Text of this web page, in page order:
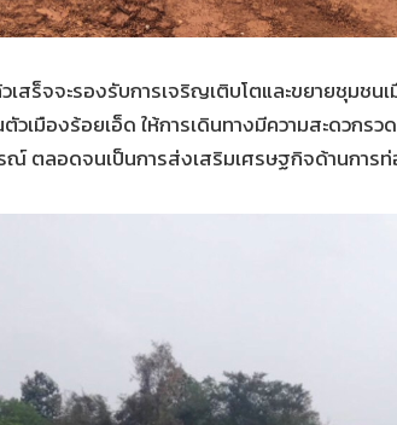
เสร็จจะรองรับการเจริญเติบโตและขยายชุมชน
เมืองร้อยเอ็ด ให้การเดินทางมีความสะดวกร
ณ์ ตลอดจนเป็นการส่งเสริมเศรษฐกิจด้านการ